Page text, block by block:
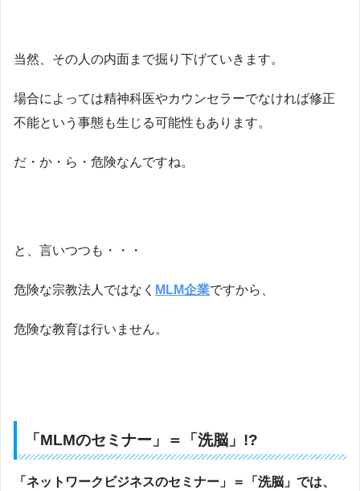
当然、その人の内面まで掘り下げていきます。
場合によっては精神科医やカウンセラーでなければ修正
不能という事態も生じる可能性もあります。
だ・か・ら・危険なんですね。
と、言いつつも・・・
危険な宗教法人ではなく MLM企業ですから、
危険な教育は行いません。
「MLMのセミナー」＝「洗脳」!?
「ネットワークビジネスのセミナー」＝「洗脳」では、